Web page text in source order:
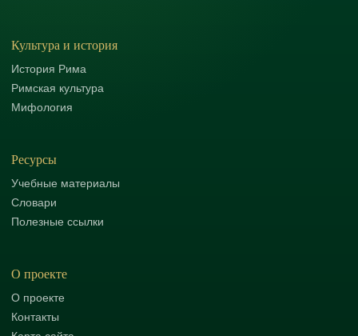
Культура и история
История Рима
Римская культура
Мифология
Ресурсы
Учебные материалы
Словари
Полезные ссылки
О проекте
О проекте
Контакты